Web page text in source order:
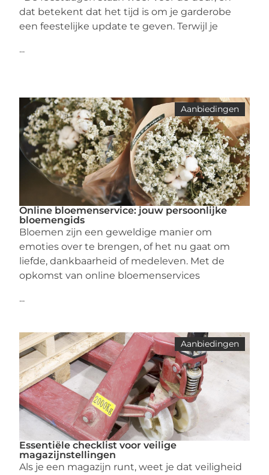
dat betekent dat het tijd is om je garderobe
een feestelijke update te geven. Terwijl je
...
Aanbiedingen
Online bloemenservice: jouw persoonlijke
bloemengids
Bloemen zijn een geweldige manier om
emoties over te brengen, of het nu gaat om
liefde, dankbaarheid of medeleven. Met de
opkomst van online bloemenservices
...
Aanbiedingen
Essentiële checklist voor veilige
magazijnstellingen
Als je een magazijn runt, weet je dat veiligheid